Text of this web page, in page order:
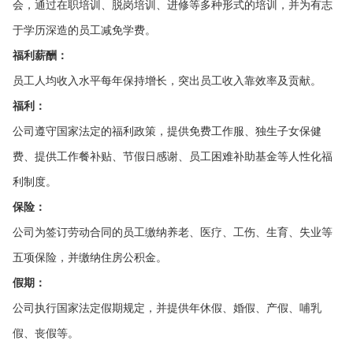
会，通过在职培训、脱岗培训、进修等多种形式的培训，并为有志
于学历深造的员工减免学费。
福利薪酬：
员工人均收入水平每年保持增长，突出员工收入靠效率及贡献。
福利：
公司遵守国家法定的福利政策，提供免费工作服、独生子女保健
费、提供工作餐补贴、节假日感谢、员工困难补助基金等人性化福
利制度。
保险：
公司为签订劳动合同的员工缴纳养老、医疗、工伤、生育、失业等
五项保险，并缴纳住房公积金。
假期：
公司执行国家法定假期规定，并提供年休假、婚假、产假、哺乳
假、丧假等。